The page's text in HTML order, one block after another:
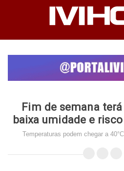
Fim de semana
baixa umidade e
Temperaturas podem chegar a